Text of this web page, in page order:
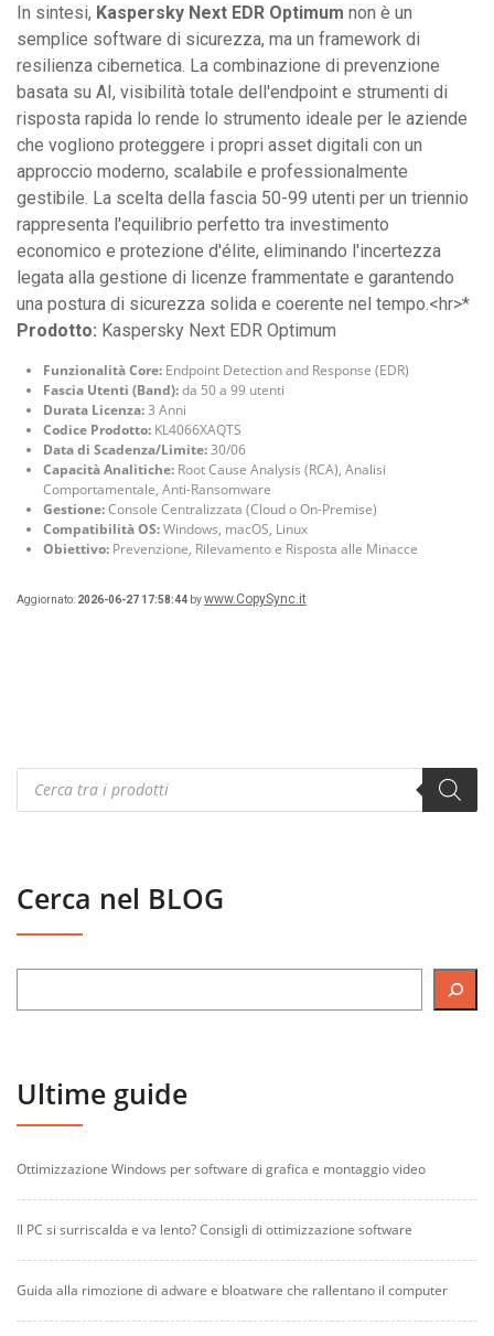
In sintesi, Kaspersky Next EDR Optimum non è un
semplice software di sicurezza, ma un framework di
resilienza cibernetica. La combinazione di prevenzione
basata su AI, visibilità totale dell'endpoint e strumenti di
risposta rapida lo rende lo strumento ideale per le aziende
che vogliono proteggere i propri asset digitali con un
approccio moderno, scalabile e professionalmente
gestibile. La scelta della fascia 50-99 utenti per un triennio
rappresenta l'equilibrio perfetto tra investimento
economico e protezione d'élite, eliminando l'incertezza
legata alla gestione di licenze frammentate e garantendo
una postura di sicurezza solida e coerente nel tempo.<hr>*
Prodotto: Kaspersky Next EDR Optimum
Funzionalità Core: Endpoint Detection and Response (EDR)
Fascia Utenti (Band):da 50 a 99 utenti
Durata Licenza:3 Anni
Codice Prodotto: KL4066XAQTS
Data di Scadenza/Limite:30/06
Capacità Analitiche: Root Cause Analysis (RCA), Analisi
Comportamentale, Anti-Ransomware
Gestione:Console Centralizzata (Cloud o On-Premise)
Compatibilità OS:Windows, macOS, Linux
Obiettivo: Prevenzione, Rilevamento e Risposta alle Minacce
Aggiornato: 2026-06-27 17:58:44 bywww.CopySync.it
Products
search
Cerca nel BLOG
Ultime guide
Ottimizzazione Windows per software di grafica e montaggio video
Il PC si surriscalda e va lento? Consigli di ottimizzazione software
Guida alla rimozione di adware e bloatware che rallentano il computer